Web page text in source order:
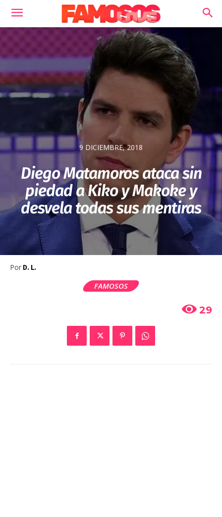
9 DICIEMBRE, 2018
Diego Matamoros ataca sin
piedad a Kiko y Makoke y
desvela todas sus mentiras
Por D. L.
FAMOSOS
29